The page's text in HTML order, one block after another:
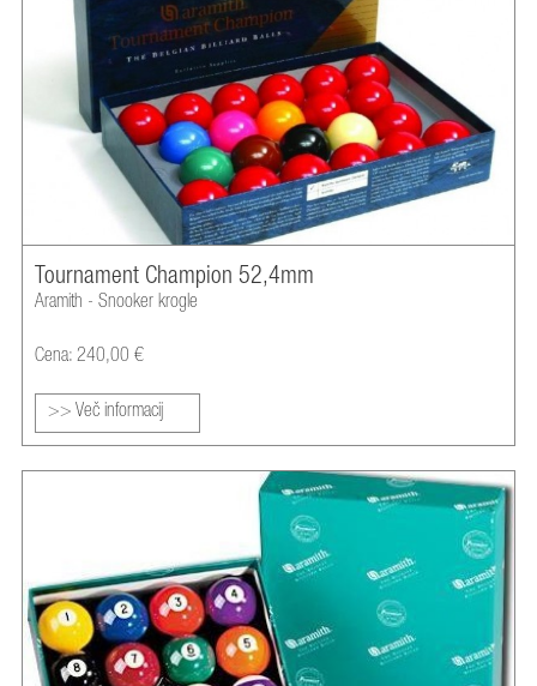
Tournament Champion 52,4mm
Aramith - Snooker krogle
Cena: 240,00 €
>> Več informacij